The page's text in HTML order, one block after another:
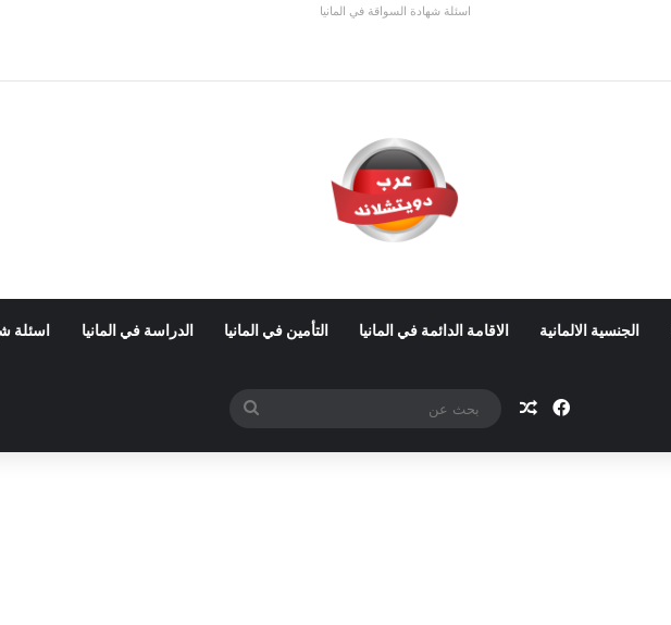
اسئلة شهادة السواقة في المانيا
في ألمانيا 2026: الأجور والشروط
الجنسية الالمانية الاقامة الدائمة في المانيا التأمين في المانيا الدراسة في المانيا اسئلة
فيسبوكمقال عشوائي